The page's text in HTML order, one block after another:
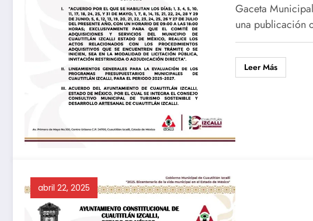
Gaceta
una publicación
Leer Más
abril 22, 2025